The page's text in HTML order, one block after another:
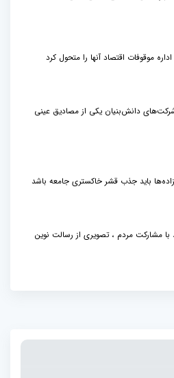
موقوفات اقتصاد آنها را متحول کرد
دانش‌بنیان یکی از مصادیق عینی
باید جذب قشر خاکستری جامعه باشد
مشارکت مردم ، تصویری از رسالت نوین